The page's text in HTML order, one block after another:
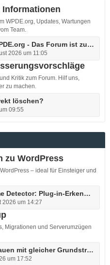
WPDE.org, Updates, Wartungen
Team.
- Das Forum ist zurück!
2026 um 11:05
Kritik zum Forum. Hilf uns,
zu machen.
löschen?
09:55
zu WordPress
– ideal für Einsteiger und
Plug-in-Erkennung blockieren?
2026 um 14:27
Migrationen und Serverumzügen
mit gleicher Grundstruktur
um 17:52